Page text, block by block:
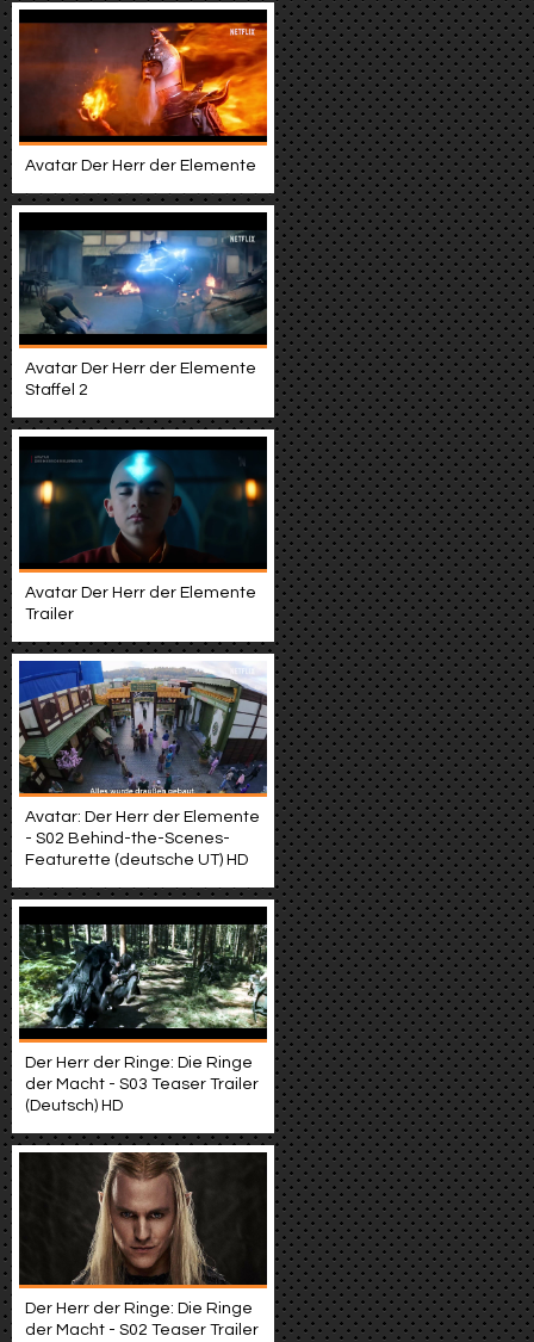
Avatar Der Herr der Elemente
Avatar Der Herr der Elemente
Staffel 2
Avatar Der Herr der Elemente
Trailer
Avatar: Der Herr der Elemente
- S02 Behind-the-Scenes-
Featurette (deutsche UT) HD
Der Herr der Ringe: Die Ringe
der Macht - S03 Teaser Trailer
(Deutsch) HD
Der Herr der Ringe: Die Ringe
der Macht - S02 Teaser Trailer